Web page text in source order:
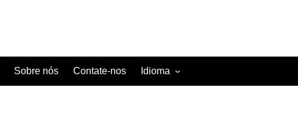
Sobre nós Contate-nos Idioma